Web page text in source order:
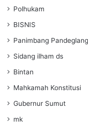
Polhukam
BISNIS
Panimbang Pandeglang
Sidang ilham ds
Bintan
Mahkamah Konstitusi
Gubernur Sumut
mk